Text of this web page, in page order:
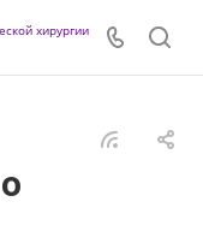
хирургии